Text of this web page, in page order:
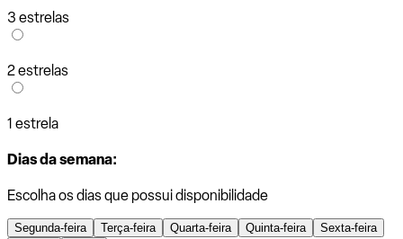
3 estrelas
2 estrelas
1 estrela
Dias da semana:
Escolha os dias que possui disponibilidade
Segunda-feira Terça-feira Quarta-feira Quinta-feira
Sexta-feira